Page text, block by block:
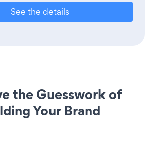
See the details
the Guesswork of
Your Brand